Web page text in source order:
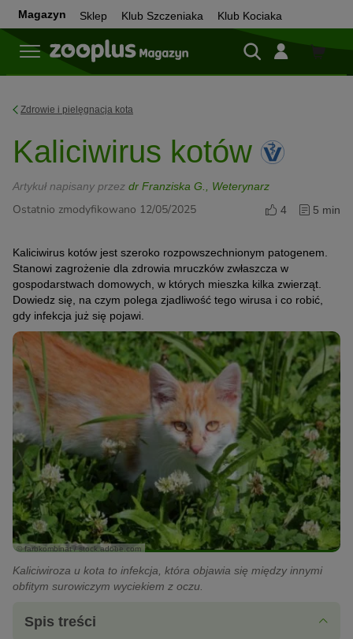
Magazyn Sklep Klub Szczeniaka Klub Kociaka
Sklep
Zdrowie i pielęgnacja kota
Kaliciwirus kotów
Artykuł napisany przez dr Franziska G., Weterynarz
Ostatnio zmodyfikowano 12/05/2025 4 5 min
Kaliciwirus kotów jest szeroko rozpowszechnionym patogenem.
Stanowi zagrożenie dla zdrowia mruczków zwłaszcza w
gospodarstwach domowych, w których mieszka kilka zwierząt.
Dowiedz się, na czym polega zjadliwość tego wirusa i co robić,
gdy infekcja już się pojawi.
© farbkombinat / stock.adobe.com
Kaliciwiroza u kota to infekcja, która objawia się między innymi
obfitym surowiczym wyciekiem z oczu.
Spis treści